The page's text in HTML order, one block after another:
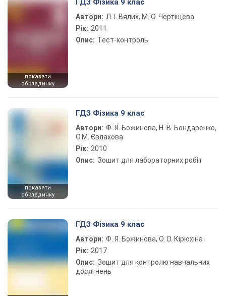
показати
обкладинку
ГДЗ Фізика 9 клас
Автори: Л. І. Вялих, М. О. Чертіщева
Рік: 2011
Опис: Тест-контроль
показати
обкладинку
ГДЗ Фізика 9 клас
Автори: Ф. Я. Божинова, Н. В. Бондаренко,
О.М. Євлахова
Рік: 2010
Опис: Зошит для лабораторних робіт
ГДЗ Фізика 9 клас
Автори: Ф. Я. Божинова, О. О. Кірюхіна
Рік: 2017
Опис: Зошит для контролю навчальних
досягнень